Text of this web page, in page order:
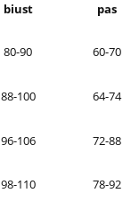
biust pas
80-90 60-70
88-100 64-74
96-106 72-88
98-110 78-92